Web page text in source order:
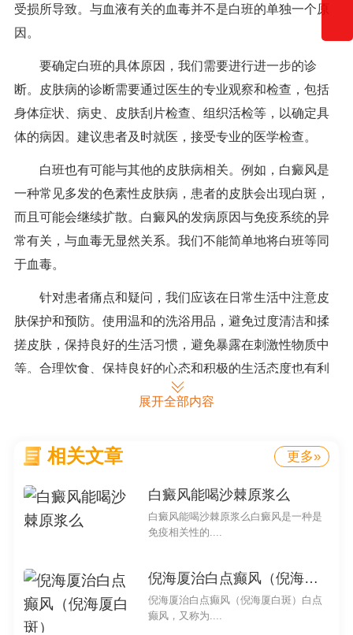
受损所导致。与血液有关的血毒并不是白班的单独一个原
因。
要确定白班的具体原因，我们需要进行进一步的诊
断。皮肤病的诊断需要通过医生的专业观察和检查，包括
身体症状、病史、皮肤刮片检查、组织活检等，以确定具
体的病因。建议患者及时就医，接受专业的医学检查。
白班也有可能与其他的皮肤病相关。例如，白癜风是
一种常见多发的色素性皮肤病，患者的皮肤会出现白斑，
而且可能会继续扩散。白癜风的发病原因与免疫系统的异
常有关，与血毒无显然关系。我们不能简单地将白班等同
于血毒。
针对患者痛点和疑问，我们应该在日常生活中注意皮
肤保护和预防。使用温和的洗浴用品，避免过度清洁和揉
搓皮肤，保持良好的生活习惯，避免暴露在刺激性物质中
等。合理饮食、保持良好的心态和积极的生活态度也有利
白班有可能是多种皮肤病的表现，诊断需要专业医生的参
持良好的生活习惯。如果出现异常情况，应及时就医，接
受专业的治疗。
白班的成因可能与色素沉积不均或皮肤的角质层受损
有关。具体的成因需要进行医学诊断以确定，建议患者就
医咨询专业医生。
展开全部内容
相关文章 更多»
白癜风能喝沙棘原浆么
白癜风能喝沙棘原浆么白癜风是一种是
免疫相关性的....
倪海厦治白点癫风（倪海厦白斑）
倪海厦治白点癫风（倪海厦白斑）白点
癫风，又称为....